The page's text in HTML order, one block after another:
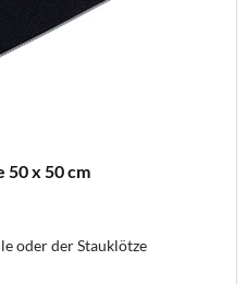
x 50 cm
oder der Stauklötze